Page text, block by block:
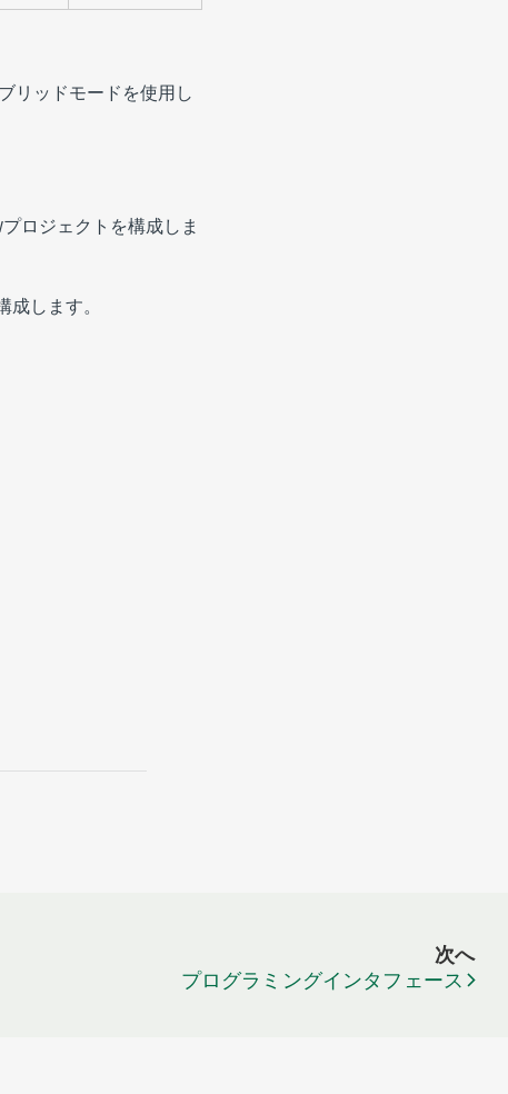
リッドモードを使用し
ロジェクトを構成しま
します。
次へ
プログラミングインタフェース